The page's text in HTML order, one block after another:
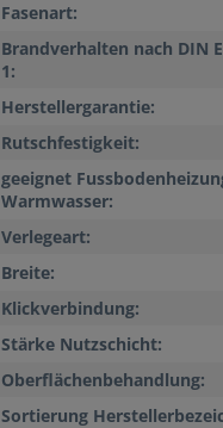
Fasenart:
Brandverhalten nach DIN
1:
Herstellergarantie:
Rutschfestigkeit:
geeignet
Warmwasser:
Verlegeart:
Breite:
Klickverbindung:
Stärke Nutzschicht:
Oberflächenbehandlung:
Sortierung